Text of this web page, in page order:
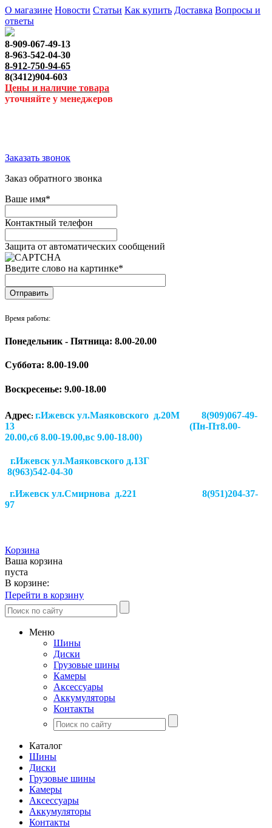
О магазине Новости Статьи Как купить Доставка Вопросы и
ответы
8-909-067-49-13
8-963-542-04-30
8-912-750-94-65
8(3412)904-603
Цены и наличие товара
уточняйте у менеджеров
Заказать звонок
Заказ обратного звонка
Ваше имя*
Контактный телефон
Защита от автоматических сообщений
Введите слово на картинке*
Время работы:
Понедельник - Пятница: 8.00-20.00
Суббота: 8.00-19.00
Воскресенье: 9.00-18.00
Адрес: г.Ижевск ул.Маяковского д.20М 8(909)067-49-
13 (Пн-Пт8.00-
20.00,сб 8.00-19.00,вс 9.00-18.00)
г.Ижевск ул.Маяковского д.13Г
8(963)542-04-30
г.Ижевск ул.Смирнова д.221
8(951)204-37-
97
Корзина
Ваша корзина
пуста
В корзине:
Перейти в корзину
Меню
Шины
Диски
Грузовые шины
Камеры
Аксессуары
Аккумуляторы
Контакты
Каталог
Шины
Диски
Грузовые шины
Камеры
Аксессуары
Аккумуляторы
Контакты